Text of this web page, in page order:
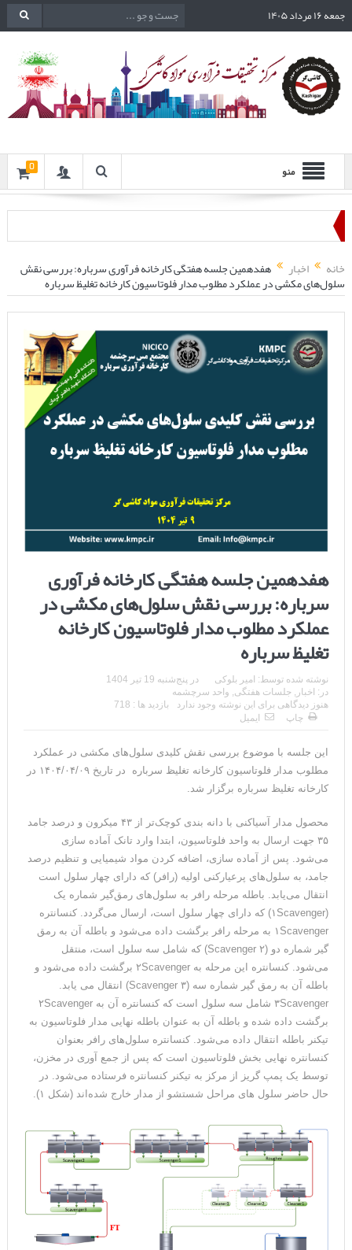
جمعه ۱۶ مرداد ۱۴۰۵
منو 0
خانه اخبار هفدهمین جلسه هفتگی کارخانه فرآوری سرباره: بررسی نقش
سلول‌های مکشی در عملکرد مطلوب مدار فلوتاسیون کارخانه تغلیظ سرباره
هفدهمین جلسه هفتگی کارخانه فرآوری
سرباره: بررسی نقش سلول‌های مکشی در
عملکرد مطلوب مدار فلوتاسیون کارخانه
تغلیظ سرباره
نوشته شده توسط: امیر بلوکی در پنج‌شنبه 19 تیر 1404
در: اخبار , جلسات هفتگی, واحد سرچشمه
هنوز دیدگاهی برای این نوشته وجود ندارد
بازدید ها : 718
چاپ
ایمیل
این جلسه با موضوع بررسی نقش کلیدی سلول‌های مکشی در عملکرد
مطلوب مدار فلوتاسیون کارخانه تغلیظ سرباره
در تاریخ ۱۴۰۴/۰۴/۰۹ در
کارخانه تغلیظ سرباره برگزار شد.
محصول مدار آسیاکنی با دانه بندی کوچک‌تر از ۴۳ میکرون و درصد جامد
۳۵ جهت ارسال به واحد فلوتاسیون، ابتدا وارد تانک آماده سازی
می‌شود. پس از آماده سازی، اضافه کردن مواد شیمیایی و تنظیم درصد
جامد، به سلول‌های پرعیارکنی اولیه (رافر) که دارای چهار سلول است
انتقال می‌یابد. باطله مرحله رافر به سلول‌های رمق‌گیر شماره یک
(۱Scavenger) که دارای چهار سلول است، ارسال می‌گردد. کنسانتره
۱Scavenger به مرحله رافر برگشت داده می‌شود و باطله آن به رمق
گیر شماره دو (۲ Scavenger) که شامل سه سلول است، منتقل
می‌شود. کنسانتره این مرحله به ۲Scavenger برگشت داده می‌شود و
باطله آن به رمق گیر شماره سه (۳ Scavenger) انتقال می یابد.
۳Scavenger شامل سه سلول است که کنسانتره آن به ۲Scavenger
برگشت داده شده و باطله آن به عنوان باطله نهایی مدار فلوتاسیون به
تیکنر باطله انتقال داده می‌شود. کنسانتره سلول‌های رافر بعنوان
کنسانتره نهایی بخش فلوتاسیون است که پس از جمع آوری در مخزن،
توسط یک پمپ گریز از مرکز به تیکنر کنسانتره فرستاده می‌شود. در
حال حاضر سلول های مراحل شستشو از مدار خارج شده‌اند (شکل ۱).